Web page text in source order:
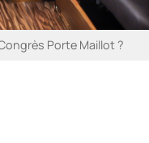
Porte Maillot ?